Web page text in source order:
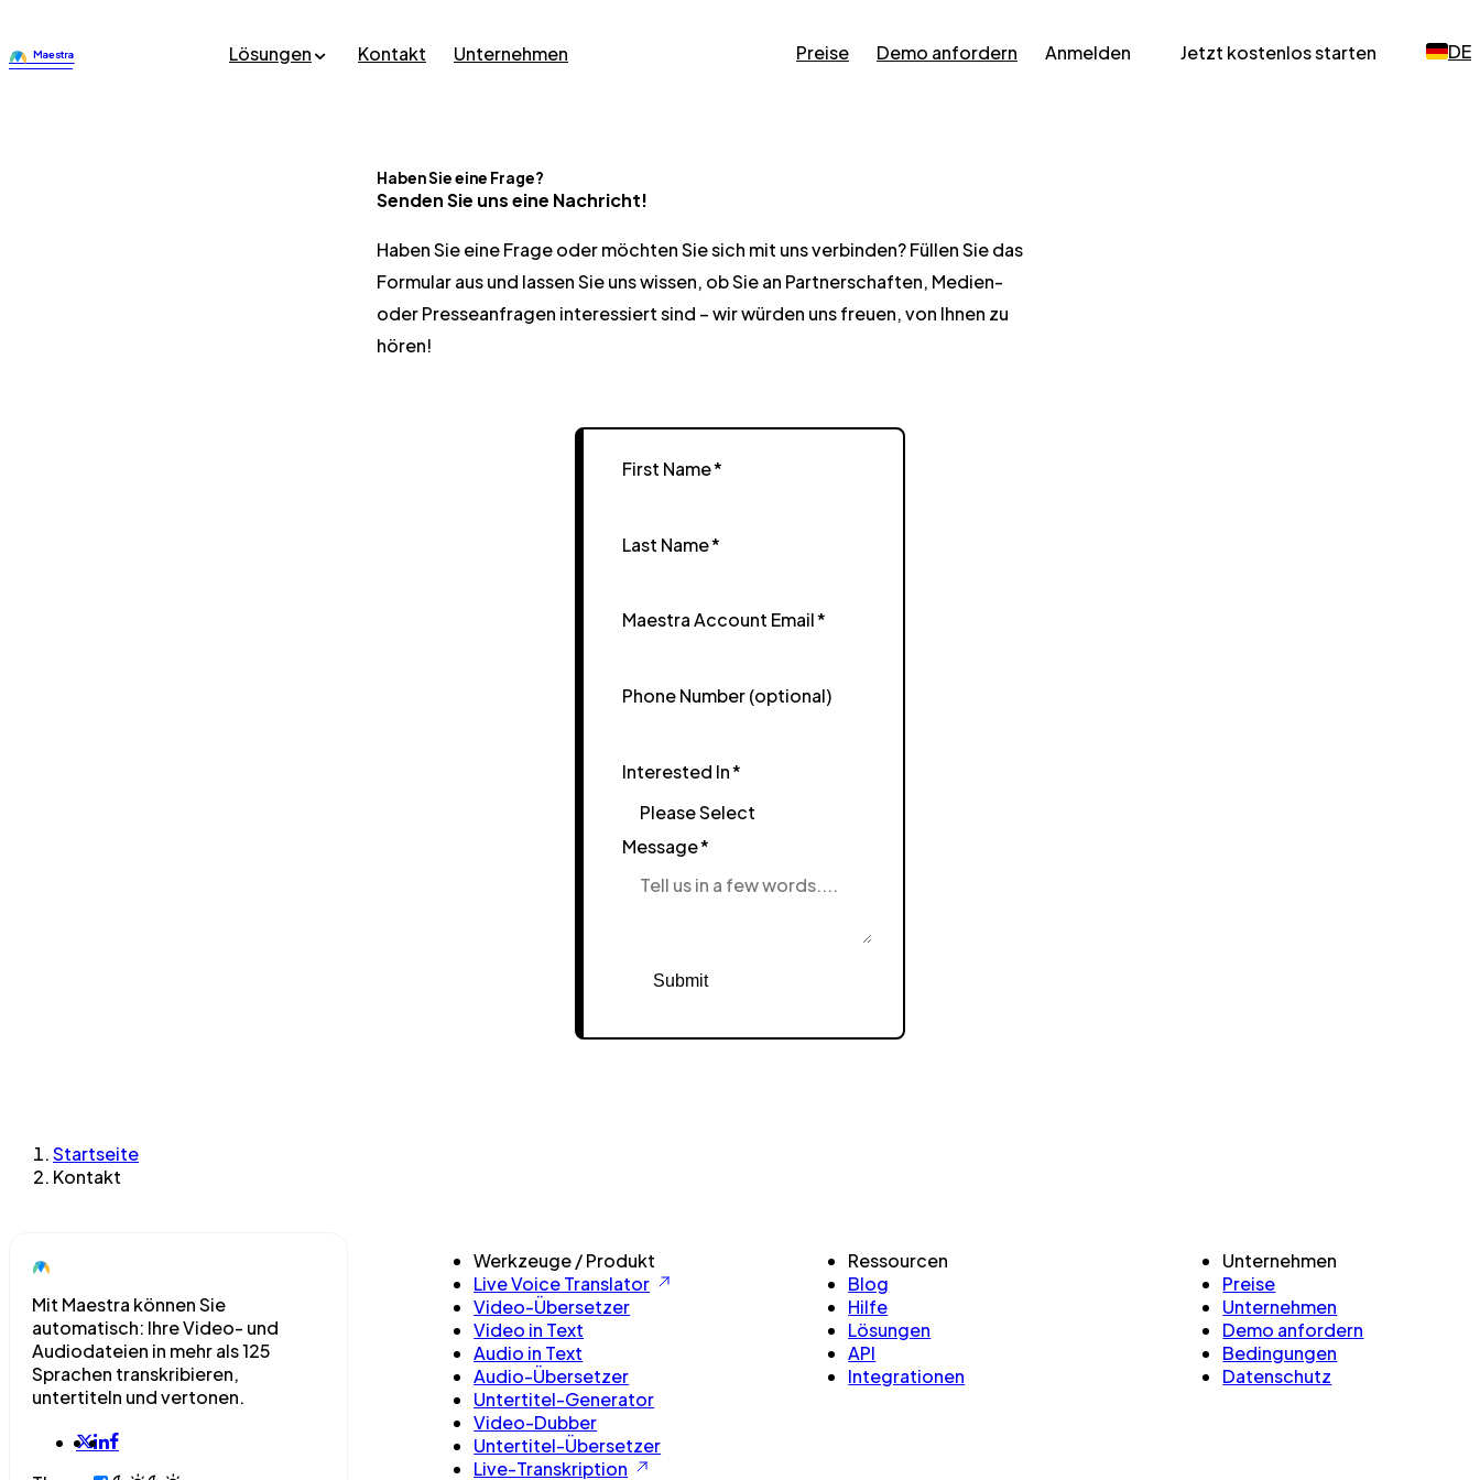
Lösungen Kontakt Unternehmen Preise Demo anfordern Anmelden Jetzt kostenlos starten DE
Haben Sie eine Frage?
Senden Sie uns eine Nachricht!
Haben Sie eine Frage oder möchten Sie sich mit uns verbinden? Füllen Sie das
Formular aus und lassen Sie uns wissen, ob Sie an Partnerschaften, Medien-
oder Presseanfragen interessiert sind – wir würden uns freuen, von Ihnen zu
hören!
First Name*
Last Name*
Maestra Account Email*
Phone Number (optional)
Interested In*
Message*
Startseite
Kontakt
Mit Maestra können Sie
automatisch: Ihre Video- und
Audiodateien in mehr als 125
Sprachen transkribieren,
untertiteln und vertonen.
Werkzeuge / Produkt
Live Voice Translator
Video-Übersetzer
Video in Text
Audio in Text
Audio-Übersetzer
Untertitel-Generator
Video-Dubber
Untertitel-Übersetzer
Live-Transkription
Ressourcen
Blog
Hilfe
Lösungen
API
Integrationen
Unternehmen
Preise
Unternehmen
Demo anfordern
Bedingungen
Datenschutz